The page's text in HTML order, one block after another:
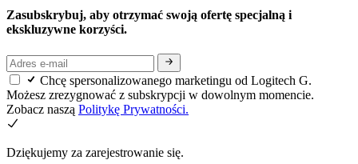
Zasubskrybuj, aby otrzymać swoją ofertę specjalną i
ekskluzywne korzyści.
Chcę spersonalizowanego marketingu od Logitech G.
Możesz zrezygnować z subskrypcji w dowolnym momencie.
Zobacz naszą Politykę Prywatności.
Dziękujemy za zarejestrowanie się.